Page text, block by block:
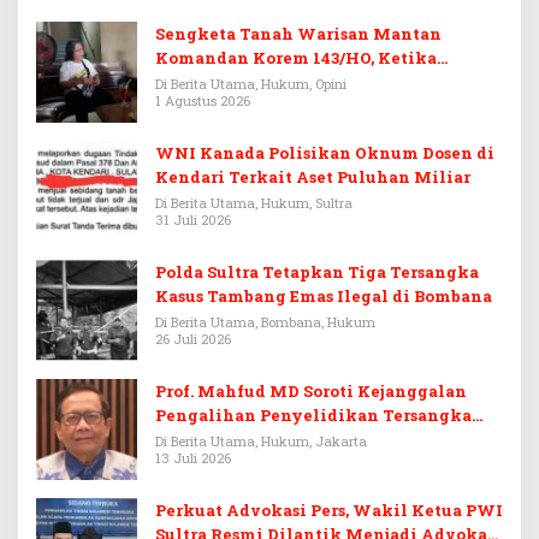
Sengketa Tanah Warisan Mantan
Komandan Korem 143/HO, Ketika
Warisan Menjadi Arena Pemerasan
Di Berita Utama, Hukum, Opini
1 Agustus 2026
WNI Kanada Polisikan Oknum Dosen di
Kendari Terkait Aset Puluhan Miliar
Di Berita Utama, Hukum, Sultra
31 Juli 2026
Polda Sultra Tetapkan Tiga Tersangka
Kasus Tambang Emas Ilegal di Bombana
Di Berita Utama, Bombana, Hukum
26 Juli 2026
Prof. Mahfud MD Soroti Kejanggalan
Pengalihan Penyelidikan Tersangka
Febrie Adriansyah
Di Berita Utama, Hukum, Jakarta
13 Juli 2026
Perkuat Advokasi Pers, Wakil Ketua PWI
Sultra Resmi Dilantik Menjadi Advokat